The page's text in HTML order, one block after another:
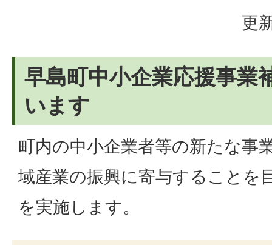
更
早島町中小企業応援事業
います
町内の中小企業者等の新たな事
域産業の振興に寄与することを
を実施します。